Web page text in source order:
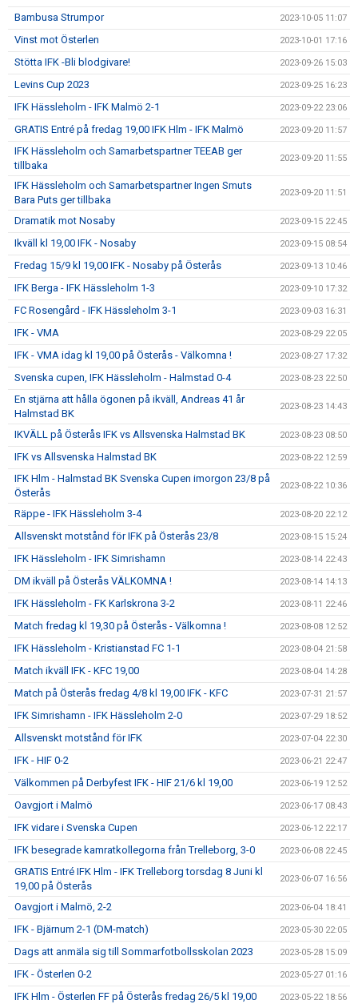
Bambusa Strumpor 2023-10-05 11:07
Vinst mot Österlen 2023-10-01 17:16
Stötta IFK -Bli blodgivare! 2023-09-26 15:03
Levins Cup 2023 2023-09-25 16:23
IFK Hässleholm - IFK Malmö 2-1 2023-09-22 23:06
GRATIS Entré på fredag 19,00 IFK Hlm - IFK Malmö 2023-09-20 11:57
IFK Hässleholm och Samarbetspartner TEEAB ger
tillbaka
2023-09-20 11:55
IFK Hässleholm och Samarbetspartner Ingen Smuts
Bara Puts ger tillbaka
2023-09-20 11:51
Dramatik mot Nosaby 2023-09-15 22:45
Ikväll kl 19,00 IFK - Nosaby 2023-09-15 08:54
Fredag 15/9 kl 19,00 IFK - Nosaby på Österås 2023-09-13 10:46
IFK Berga - IFK Hässleholm 1-3 2023-09-10 17:32
FC Rosengård - IFK Hässleholm 3-1 2023-09-03 16:31
IFK - VMA 2023-08-29 22:05
IFK - VMA idag kl 19,00 på Österås - Välkomna ! 2023-08-27 17:32
Svenska cupen, IFK Hässleholm - Halmstad 0-4 2023-08-23 22:50
En stjärna att hålla ögonen på ikväll, Andreas 41 år
Halmstad BK
2023-08-23 14:43
IKVÄLL på Österås IFK vs Allsvenska Halmstad BK 2023-08-23 08:50
IFK vs Allsvenska Halmstad BK 2023-08-22 12:59
IFK Hlm - Halmstad BK Svenska Cupen imorgon 23/8 på
Österås
2023-08-22 10:36
Räppe - IFK Hässleholm 3-4 2023-08-20 22:12
Allsvenskt motstånd för IFK på Österås 23/8 2023-08-15 15:24
IFK Hässleholm - IFK Simrishamn 2023-08-14 22:43
DM ikväll på Österås VÄLKOMNA ! 2023-08-14 14:13
IFK Hässleholm - FK Karlskrona 3-2 2023-08-11 22:46
Match fredag kl 19,30 på Österås - Välkomna ! 2023-08-08 12:52
IFK Hässleholm - Kristianstad FC 1-1 2023-08-04 21:58
Match ikväll IFK - KFC 19,00 2023-08-04 14:28
Match på Österås fredag 4/8 kl 19,00 IFK - KFC 2023-07-31 21:57
IFK Simrishamn - IFK Hässleholm 2-0 2023-07-29 18:52
Allsvenskt motstånd för IFK 2023-07-04 22:30
IFK - HIF 0-2 2023-06-21 22:47
Välkommen på Derbyfest IFK - HIF 21/6 kl 19,00 2023-06-19 12:52
Oavgjort i Malmö 2023-06-17 08:43
IFK vidare i Svenska Cupen 2023-06-12 22:17
IFK besegrade kamratkollegorna från Trelleborg, 3-0 2023-06-08 22:45
GRATIS Entré IFK Hlm - IFK Trelleborg torsdag 8 Juni kl
19,00 på Österås
2023-06-07 16:56
Oavgjort i Malmö, 2-2 2023-06-04 18:41
IFK - Bjärnum 2-1 (DM-match) 2023-05-30 22:05
Dags att anmäla sig till Sommarfotbollsskolan 2023 2023-05-28 15:09
IFK - Österlen 0-2 2023-05-27 01:16
IFK Hlm - Österlen FF på Österås fredag 26/5 kl 19,00 2023-05-22 18:56